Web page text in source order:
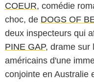
COEUR, comédie
choc, de DOGS OF
deux inspecteurs qui
PINE GAP, drame sur
américains d'une
conjointe en Australie